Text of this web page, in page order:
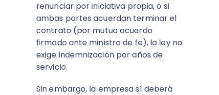
renunciar por iniciativa propia, o si
ambas partes acuerdan terminar el
contrato (por mutuo acuerdo
firmado ante ministro de fe), la ley no
exige indemnización por años de
servicio.
Sin embargo, la empresa sí deberá